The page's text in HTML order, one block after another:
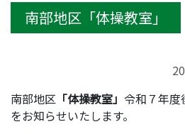
南部地区「体操教室」
南部地区 「体操教室」 令和７年度
をお知らせいたします。